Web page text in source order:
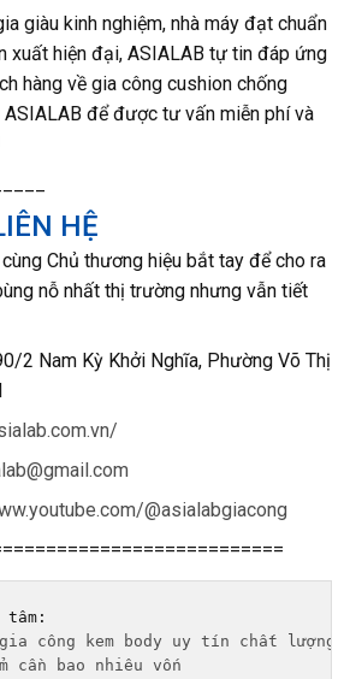
giàu kinh nghiệm, nhà máy đạt chuẩn
xuất hiện đại, ASIALAB tự tin đáp ứng
hàng về gia công cushion chống
ASIALAB để được tư vấn miễn phí và
HỆ
Chủ thương hiệu bắt tay để cho ra
nỗ nhất thị trường nhưng vẫn tiết
2 Nam Kỳ Khởi Nghĩa, Phường Võ Thị
@asialabgiacong
công kem body uy tín chất lượng
cần bao nhiêu vốn